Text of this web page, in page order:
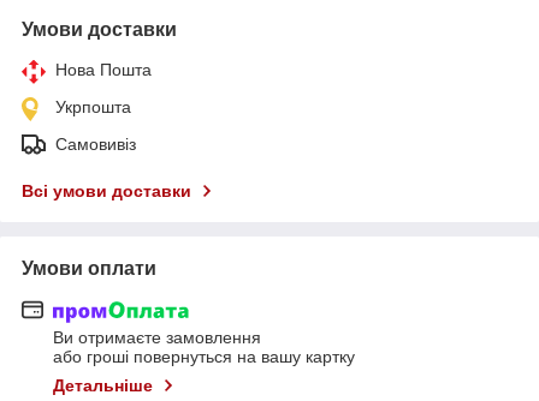
Умови доставки
Нова Пошта
Укрпошта
Самовивіз
Всі умови доставки
Умови оплати
Ви отримаєте замовлення
або гроші повернуться на вашу картку
Детальніше